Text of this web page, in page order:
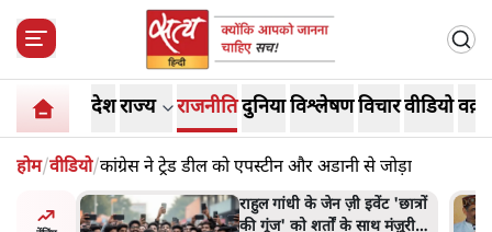
देशराज्य राजनीतिदुनियाविश्लेषणविचारवीडियो
होम/वीडियो/कांग्रेस ने ट्रेड डील को एपस्टीन और अडानी से जोड़ा
'छात्रों
मंज़ूरी
सुखबीर बादल और पीएम मोदी
मिले, पंजाब चुनाव से पहले बीजेपी-